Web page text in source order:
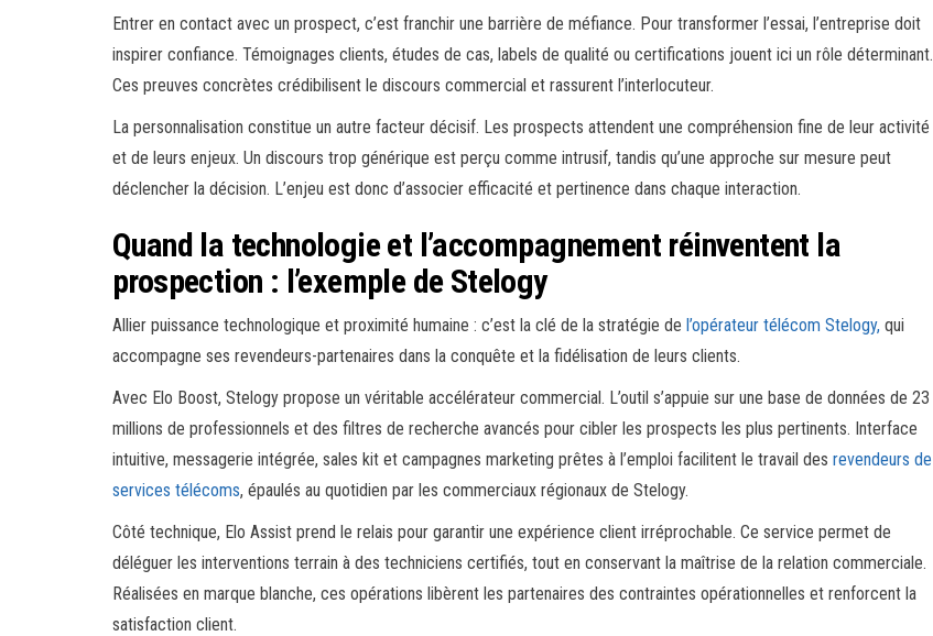
Entrer en contact avec un prospect, c’est franchir une barrière de méfiance. Pour transformer l’essai, l’entreprise doit
inspirer confiance. Témoignages clients, études de cas, labels de qualité ou certifications jouent ici un rôle déterminant.
Ces preuves concrètes crédibilisent le discours commercial et rassurent l’interlocuteur.
La personnalisation constitue un autre facteur décisif. Les prospects attendent une compréhension fine de leur activité
et de leurs enjeux. Un discours trop générique est perçu comme intrusif, tandis qu’une approche sur mesure peut
déclencher la décision. L’enjeu est donc d’associer efficacité et pertinence dans chaque interaction.
Quand la technologie et l’accompagnement réinventent la
prospection : l’exemple de Stelogy
Allier puissance technologique et proximité humaine : c’est la clé de la stratégie de l’opérateur télécom Stelogy, qui
accompagne ses revendeurs-partenaires dans la conquête et la fidélisation de leurs clients.
Avec Elo Boost, Stelogy propose un véritable accélérateur commercial. L’outil s’appuie sur une base de données de 23
millions de professionnels et des filtres de recherche avancés pour cibler les prospects les plus pertinents. Interface
intuitive, messagerie intégrée, sales kit et campagnes marketing prêtes à l’emploi facilitent le travail des revendeurs de
services télécoms, épaulés au quotidien par les commerciaux régionaux de Stelogy.
Côté technique, Elo Assist prend le relais pour garantir une expérience client irréprochable. Ce service permet de
déléguer les interventions terrain à des techniciens certifiés, tout en conservant la maîtrise de la relation commerciale.
Réalisées en marque blanche, ces opérations libèrent les partenaires des contraintes opérationnelles et renforcent la
satisfaction client.